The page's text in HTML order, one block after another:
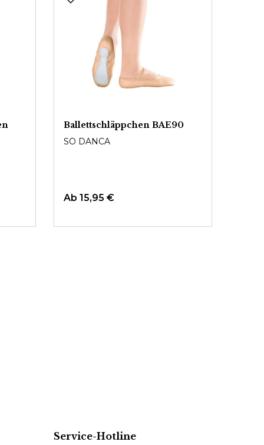
Ballettschläppchen BAE90
SO DANCA
Ab 15,95 €
Service-Hotline